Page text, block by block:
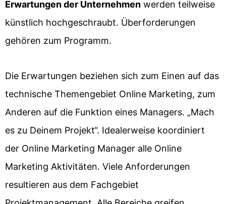
Erwartungen der Unternehmen werden teilweise
künstlich hochgeschraubt. Überforderungen
gehören zum Programm.
Die Erwartungen beziehen sich zum Einen auf das
technische Themengebiet Online Marketing, zum
Anderen auf die Funktion eines Managers. „Mach
es zu Deinem Projekt“. Idealerweise koordiniert
der Online Marketing Manager alle Online
Marketing Aktivitäten. Viele Anforderungen
resultieren aus dem Fachgebiet